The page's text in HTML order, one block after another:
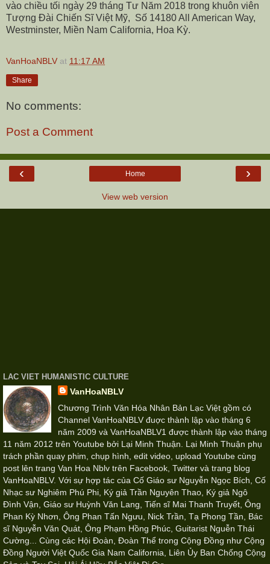
vào chiều tối ngày 29 tháng Tư Năm 2018 trong khuôn viên
Tượng Đài Chiến Sĩ Việt Mỹ, Số 14180 All American Way,
Westminster, Miền Nam California, Hoa Kỳ.
VanHoaNBLV at 11:17 AM
Share
No comments:
Post a Comment
‹ ›
Home
View web version
LAC VIET HUMANISTIC CULTURE
VanHoaNBLV
Chương Trình Văn Hóa Nhân Bản Lạc Việt gồm có
Channel VanHoaNBLV đuợc thành lập vào tháng 6
năm 2009 và VanHoaNBLV1 được thành lập vào tháng
11 năm 2012 trên Youtube bởi Lại Minh Thuận. Lại Minh Thuận phụ
trách phần quay phim, chụp hình, edit video, upload Youtube cùng
post lên trang Van Hoa Nblv trên Facebook, Twitter và trang blog
VanHoaNBLV. Với sự hợp tác của Cố Giáo sư Nguyễn Ngọc Bích, Cố
Nhạc sư Nghiêm Phú Phi, Ký giả Trần Nguyên Thao, Ký giả Ngô
Đình Vận, Giáo sư Huỳnh Văn Lang, Tiến sĩ Mai Thanh Truyết, Ông
Phan Kỳ Nhơn, Ông Phan Tấn Ngưu, Nick Trần, Tạ Phong Tần, Bác
sĩ Nguyễn Văn Quát, Ông Phạm Hồng Phúc, Guitarist Nguễn Thái
Cường... Cùng các Hội Đoàn, Đoàn Thể trong Cộng Đồng như Cộng
Đồng Người Việt Quốc Gia Nam California, Liên Ủy Ban Chống Cộng